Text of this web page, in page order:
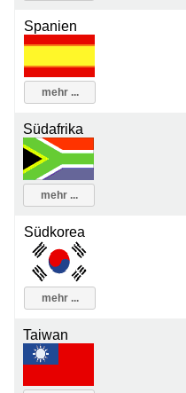
Spanien
mehr ...
Südafrika
mehr ...
Südkorea
mehr ...
Taiwan